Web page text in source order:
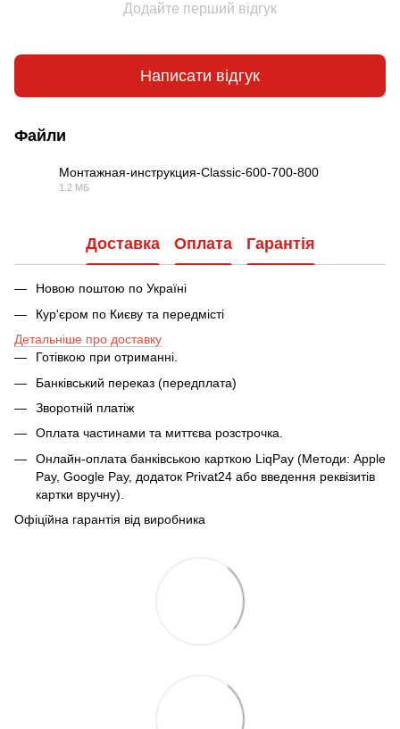
Додайте перший відгук
Написати відгук
Файли
Монтажная-инструкция-Classic-600-700-800
1.2 МБ
Доставка Оплата Гарантія
Новою поштою по Україні
Кур'єром по Києву та передмісті
Детальніше про доставку
Готівкою при отриманні.
Банківський переказ (передплата)
Зворотній платіж
Оплата частинами та миттєва розстрочка.
Онлайн-оплата банківською карткою LiqPay (Методи: Apple
Pay, Google Pay, додаток Privat24 або введення реквізитів
картки вручну).
Офіційна гарантія від виробника